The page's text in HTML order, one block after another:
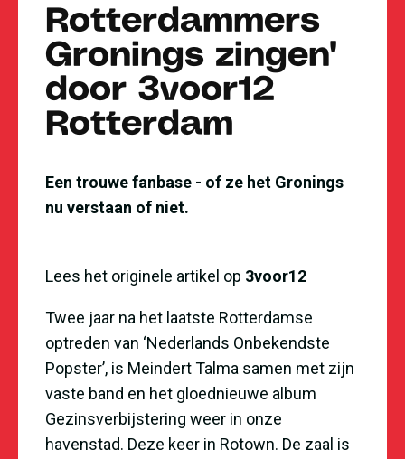
Rotterdammers
Gronings zingen'
door 3voor12
Rotterdam
Een trouwe fanbase - of ze het Gronings
nu verstaan of niet.
Lees het originele artikel op 3voor12
Twee jaar na het laatste Rotterdamse
optreden van ‘Nederlands Onbekendste
Popster’, is Meindert Talma samen met zijn
vaste band en het gloednieuwe album
Gezinsverbijstering weer in onze
havenstad. Deze keer in Rotown. De zaal is